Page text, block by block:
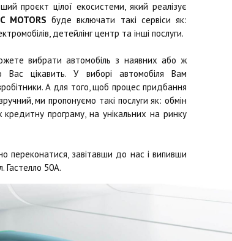
проєкт цілої екосистеми, який реалізує
MOTORS буде включати такі сервіси як:
детейлінг центр та інші послуги.
вибрати автомобіль з наявних або ж
Вас цікавить. У виборі автомобіля Вам
А для того, щоб процес придбання
ми пропонуємо такі послуги як: обмін
програму, на унікальних на ринку
переконатися, завітавши до нас і випивши
Гастелло 50А.